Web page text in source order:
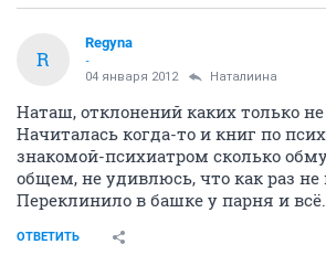
R
Regyna
-
04 января 2012 Наталиина
Наташ, отклонений каких только не
Начиталась когда-то и книг по
знакомой-психиатром сколько
общем, не удивлюсь, что как раз не
Переклинило в башке у парня и всё.
ОТВЕТИТЬ